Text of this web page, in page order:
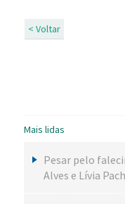
< Voltar
Mais lidas
Pesar pelo
Alves e Lívia